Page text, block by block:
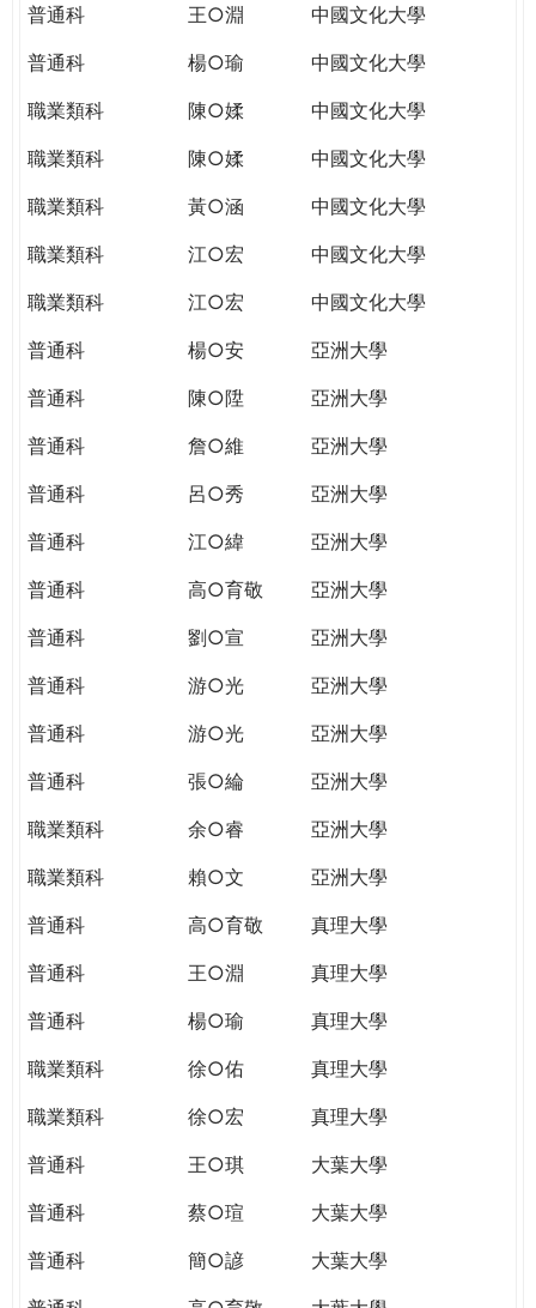
普通科
王○淵
中國文化大學
普通科
楊○瑜
中國文化大學
職業類科
陳○媃
中國文化大學
職業類科
陳○媃
中國文化大學
職業類科
黃○涵
中國文化大學
職業類科
江○宏
中國文化大學
職業類科
江○宏
中國文化大學
普通科
楊○安
亞洲大學
普通科
陳○陞
亞洲大學
普通科
詹○維
亞洲大學
普通科
呂○秀
亞洲大學
普通科
江○緯
亞洲大學
普通科
高○育敬
亞洲大學
普通科
劉○宣
亞洲大學
普通科
游○光
亞洲大學
普通科
游○光
亞洲大學
普通科
張○綸
亞洲大學
職業類科
余○睿
亞洲大學
職業類科
賴○文
亞洲大學
普通科
高○育敬
真理大學
普通科
王○淵
真理大學
普通科
楊○瑜
真理大學
職業類科
徐○佑
真理大學
職業類科
徐○宏
真理大學
普通科
王○琪
大葉大學
普通科
蔡○瑄
大葉大學
普通科
簡○諺
大葉大學